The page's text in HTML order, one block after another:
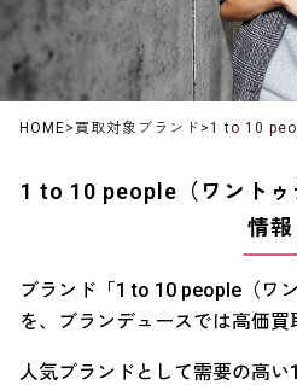
HOME> 買取対象ブランド > 1 to 10
1 to 10 people（ワントゥ
情報
ブランド「1 to 10 people（ワ
を、ブランデュースでは高価買
人気ブランドとして需要の高